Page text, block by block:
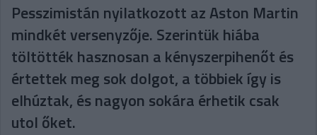
Pesszimistán nyilatkozott az Aston Martin
mindkét versenyzője. Szerintük hiába
töltötték hasznosan a kényszerpihenőt és
értettek meg sok dolgot, a többiek így is
elhúztak, és nagyon sokára érhetik csak
utol őket.